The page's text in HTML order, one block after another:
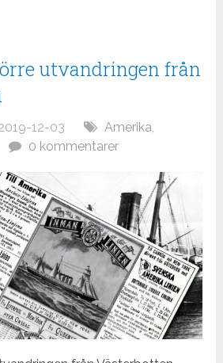
utvandringen från
12-03 Amerika
0 kommentarer